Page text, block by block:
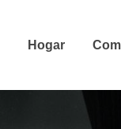
Hogar